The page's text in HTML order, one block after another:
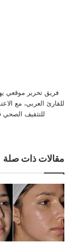
فريق تحرير موقعي
للقارئ العربي، مع
للتثقيف
مقالات ذات صلة